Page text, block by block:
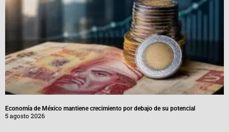
Economía de México mantiene crecimiento por debajo de su potencial
5 agosto 2026